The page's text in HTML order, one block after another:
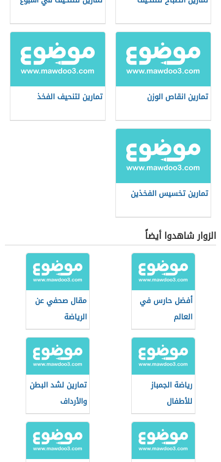
تمارين انقاص الوزن تمارين لتنحيف الفخذ
تمارين تخسيس الفخذين
الزوار شاهدوا أيضاً
أفضل حارس في
العالم
مقال صحفي عن
الرياضة
رياضة الجمباز
للأطفال
تمارين لشد البطن
والأرداف